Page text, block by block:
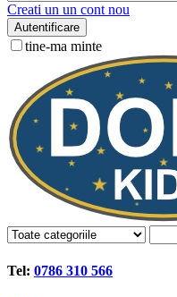
Creati un un cont nou
Autentificare
tine-ma minte
Tel: 0786 310 566